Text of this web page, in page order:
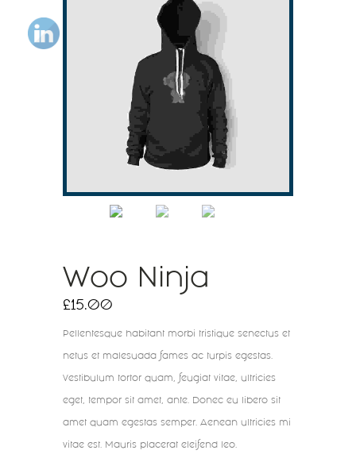
Woo Ninja
£ 15.00
Pellentesque habitant morbi tristique senectus et
netus et malesuada fames ac turpis egestas.
Vestibulum tortor quam, feugiat vitae, ultricies
eget, tempor sit amet, ante. Donec eu libero sit
amet quam egestas semper. Aenean ultricies mi
vitae est. Mauris placerat eleifend leo.